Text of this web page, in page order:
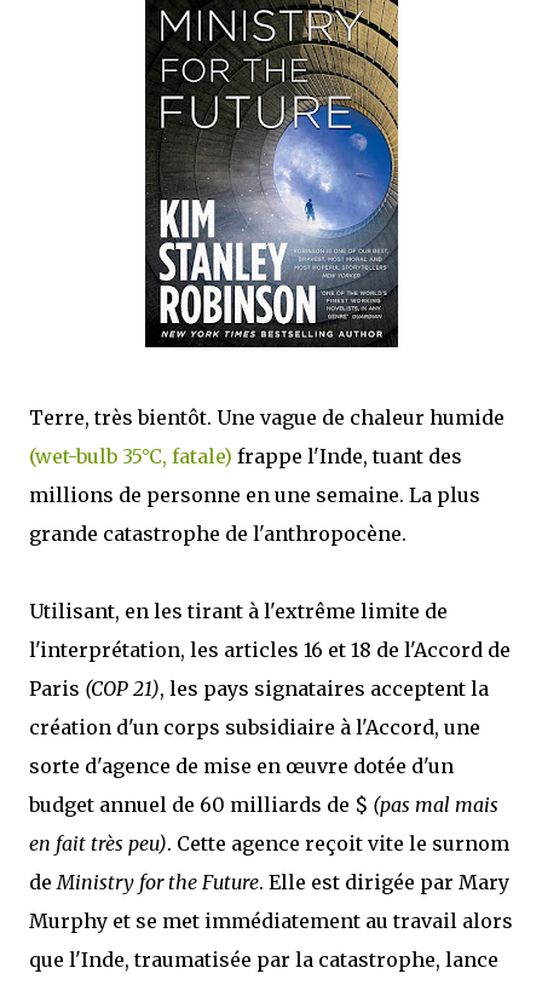
que Thomas connaissait et appréciait Olivier. Marlowe découvre une ville qu’il
ne connaissait pas, habitée par la méfiance, la peur et le rigorisme de la Ligue,
une ville pleine de mystères et de vieilles rancœurs. La Dame d...
Terre, très bientôt. Une vague de chaleur humide
(wet-bulb 35°C, fatale) frappe l'Inde, tuant des
millions de personne en une semaine. La plus
grande catastrophe de l'anthropocène.
Utilisant, en les tirant à l'extrême limite de
l'interprétation, les articles 16 et 18 de l'Accord de
Paris (COP 21), les pays signataires acceptent la
création d'un corps subsidiaire à l'Accord, une
sorte d'agence de mise en œuvre dotée d'un
budget annuel de 60 milliards de $ (pas mal mais
en fait très peu). Cette agence reçoit vite le surnom
deMinistry for the Future. Elle est dirigée par Mary
Murphy et se met immédiatement au travail alors
que l'Inde, traumatisée par la catastrophe, lance